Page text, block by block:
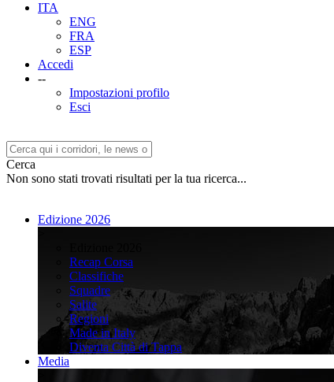
ITA
ENG
FRA
ESP
Accedi
--
Impostazioni profilo
Esci
Cerca
Non sono stati trovati risultati per la tua ricerca...
Edizione 2026
Recap Corsa
Classifiche
Squadre
Salite
Regioni
Made in Italy
Diventa Città di Tappa
Media